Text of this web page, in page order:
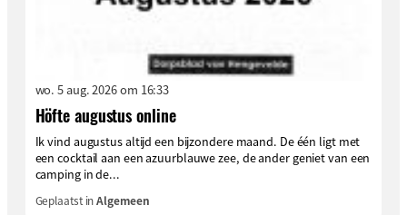
wo. 5 aug. 2026 om 16:33
Höfte augustus online
Ik vind augustus altijd een bijzondere maand. De één ligt met
een cocktail aan een azuurblauwe zee, de ander geniet van een
camping in de...
Geplaatst inAlgemeen